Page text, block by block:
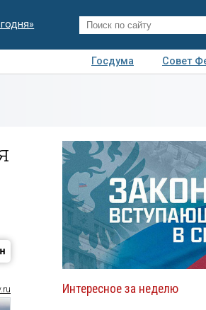
Госдума
Совет
Интересное за неделю